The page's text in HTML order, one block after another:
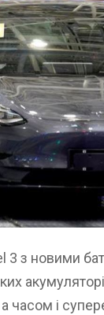
3 з новими
часом і